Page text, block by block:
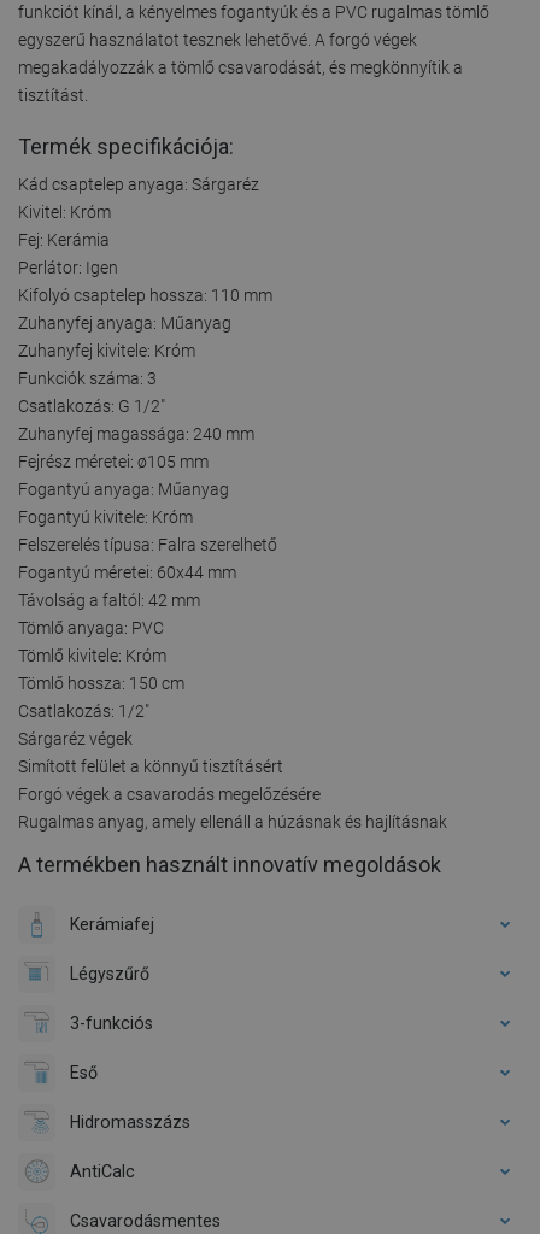
funkciót kínál, a kényelmes fogantyúk és a PVC rugalmas tömlő
egyszerű használatot tesznek lehetővé. A forgó végek
megakadályozzák a tömlő csavarodását, és megkönnyítik a
tisztítást.
Termék specifikációja:
Kád csaptelep anyaga: Sárgaréz
Kivitel: Króm
Fej: Kerámia
Perlátor: Igen
Kifolyó csaptelep hossza: 110 mm
Zuhanyfej anyaga: Műanyag
Zuhanyfej kivitele: Króm
Funkciók száma: 3
Csatlakozás: G 1/2"
Zuhanyfej magassága: 240 mm
Fejrész méretei: ø105 mm
Fogantyú anyaga: Műanyag
Fogantyú kivitele: Króm
Felszerelés típusa: Falra szerelhető
Fogantyú méretei: 60x44 mm
Távolság a faltól: 42 mm
Tömlő anyaga: PVC
Tömlő kivitele: Króm
Tömlő hossza: 150 cm
Csatlakozás: 1/2"
Sárgaréz végek
Simított felület a könnyű tisztításért
Forgó végek a csavarodás megelőzésére
Rugalmas anyag, amely ellenáll a húzásnak és hajlításnak
A termékben használt innovatív megoldások
Kerámiafej
Légyszűrő
3-funkciós
Eső
Hidromasszázs
AntiCalc
Csavarodásmentes